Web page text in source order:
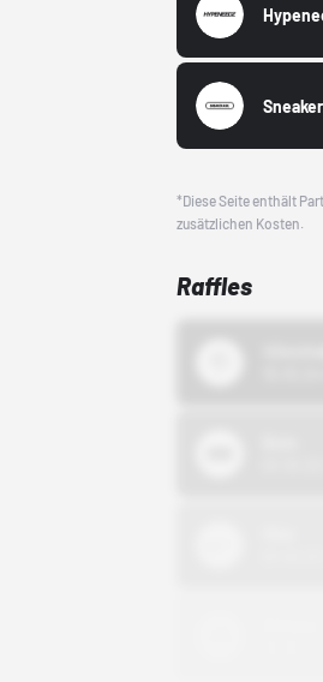
*Diese Seite enthält
zusätzlichen Kosten.
Raffles